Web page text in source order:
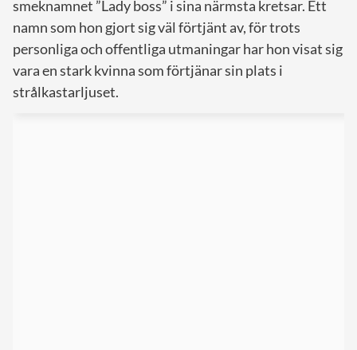
smeknamnet ”Lady boss” i sina närmsta kretsar. Ett
namn som hon gjort sig väl förtjänt av, för trots
personliga och offentliga utmaningar har hon visat sig
vara en stark kvinna som förtjänar sin plats i
strålkastarljuset.